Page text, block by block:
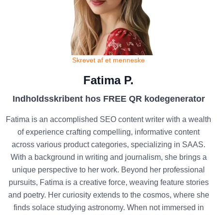
Skrevet af et menneske
Fatima P.
Indholdsskribent hos FREE QR kodegenerator
Fatima is an accomplished SEO content writer with a wealth
of experience crafting compelling, informative content
across various product categories, specializing in SAAS.
With a background in writing and journalism, she brings a
unique perspective to her work. Beyond her professional
pursuits, Fatima is a creative force, weaving feature stories
and poetry. Her curiosity extends to the cosmos, where she
finds solace studying astronomy. When not immersed in